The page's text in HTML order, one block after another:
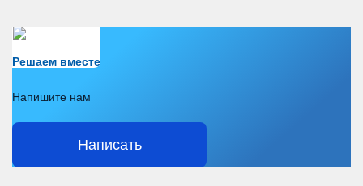
Решаем вместе
Напишите нам
Написать